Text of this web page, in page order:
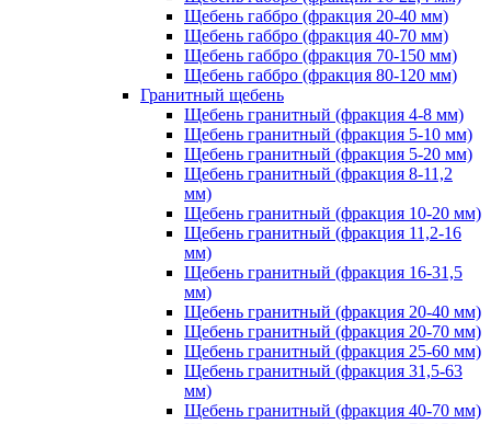
Щебень габбро (фракция 20-40 мм)
Щебень габбро (фракция 40-70 мм)
Щебень габбро (фракция 70-150 мм)
Щебень габбро (фракция 80-120 мм)
Гранитный щебень
Щебень гранитный (фракция 4-8 мм)
Щебень гранитный (фракция 5-10 мм)
Щебень гранитный (фракция 5-20 мм)
Щебень гранитный (фракция 8-11,2
мм)
Щебень гранитный (фракция 10-20 мм)
Щебень гранитный (фракция 11,2-16
мм)
Щебень гранитный (фракция 16-31,5
мм)
Щебень гранитный (фракция 20-40 мм)
Щебень гранитный (фракция 20-70 мм)
Щебень гранитный (фракция 25-60 мм)
Щебень гранитный (фракция 31,5-63
мм)
Щебень гранитный (фракция 40-70 мм)